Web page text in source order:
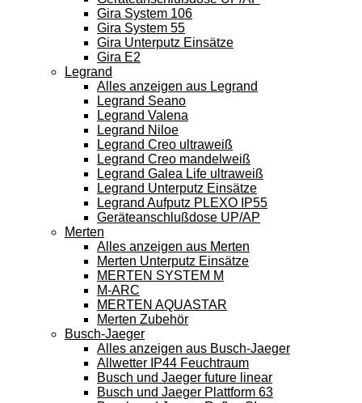
Gira System 106
Gira System 55
Gira Unterputz Einsätze
Gira E2
Legrand
Alles anzeigen aus Legrand
Legrand Seano
Legrand Valena
Legrand Niloe
Legrand Creo ultraweiß
Legrand Creo mandelweiß
Legrand Galea Life ultraweiß
Legrand Unterputz Einsätze
Legrand Aufputz PLEXO IP55
Geräteanschlußdose UP/AP
Merten
Alles anzeigen aus Merten
Merten Unterputz Einsätze
MERTEN SYSTEM M
M-ARC
MERTEN AQUASTAR
Merten Zubehör
Busch-Jaeger
Alles anzeigen aus Busch-Jaeger
Allwetter IP44 Feuchtraum
Busch und Jaeger future linear
Busch und Jaeger Plattform 63